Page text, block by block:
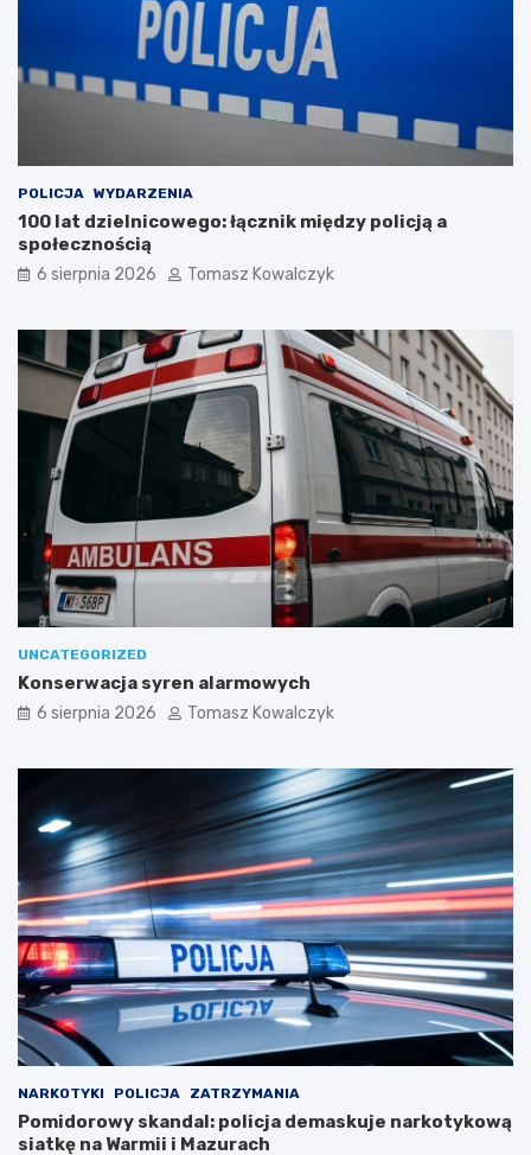
POLICJA WYDARZENIA
100 lat dzielnicowego: łącznik między policją a
społecznością
6 sierpnia 2026 Tomasz Kowalczyk
UNCATEGORIZED
Konserwacja syren alarmowych
6 sierpnia 2026 Tomasz Kowalczyk
NARKOTYKI POLICJA ZATRZYMANIA
Pomidorowy skandal: policja demaskuje narkotykową
siatkę na Warmii i Mazurach